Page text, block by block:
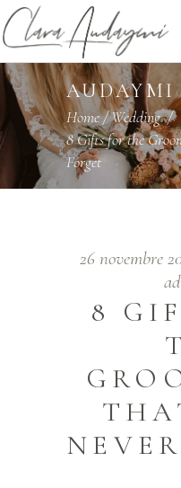
AUDAYMI
Home/Wedding/
8 Gifts for the
Forget
26 novembre
8